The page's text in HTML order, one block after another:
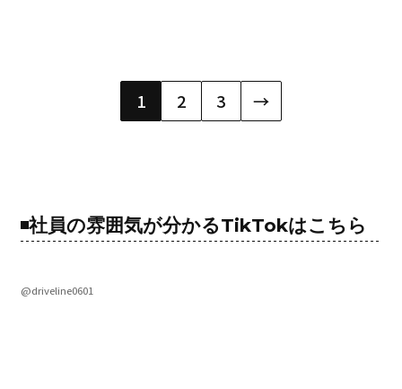
ー
ジ
1 2 3 →
社員の雰囲気が分かるTikTokはこちら
@driveline0601